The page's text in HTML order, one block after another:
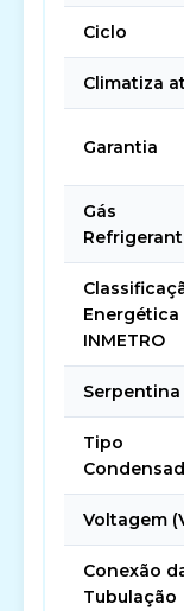
Ciclo
Climatiza
Garantia
Gás
Energética
INMETRO
Serpentina
Tipo
Voltagem
Conexão
Tubulação